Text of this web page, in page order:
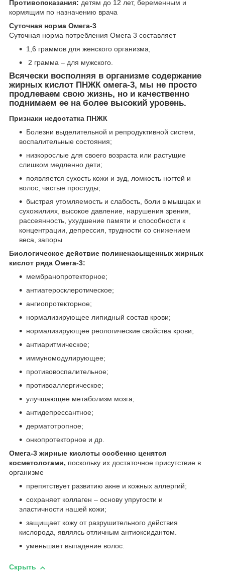
Противопоказания: детям до 12 лет, беременным и
кормящим по назначению врача
Суточная норма Омега-3
Суточная норма потребления Омега 3 составляет
1,6 граммов для женского организма,
2 грамма – для мужского.
Всячески восполняя в организме содержание
жирных кислот ПНЖК омега-3, мы не просто
продлеваем свою жизнь, но и качественно
поднимаем ее на более высокий уровень.
Признаки недостатка ПНЖК
Болезни выделительной и репродуктивной систем,
воспалительные состояния;
низкорослые для своего возраста или растущие
слишком медленно дети;
появляется сухость кожи и зуд, ломкость ногтей и
волос, частые простуды;
быстрая утомляемость и слабость, боли в мышцах и
сухожилиях, высокое давление, нарушения зрения,
рассеянность, ухудшение памяти и способности к
концентрации, депрессия, трудности со снижением
веса, запоры
Биологическое действие полиненасыщенных жирных
кислот ряда Омега-3:
мембранопротекторное;
антиатеросклеротическое;
ангиопротекторное;
нормализирующее липидный состав крови;
нормализирующее реологические свойства крови;
антиаритмическое;
иммуномодулирующее;
противовоспалительное;
противоаллергическое;
улучшающее метаболизм мозга;
антидепрессантное;
дерматотропное;
онкопротекторное и др.
Омега-3 жирные кислоты особенно ценятся
косметологами, поскольку их достаточное присутствие в
организме
препятствует развитию акне и кожных аллергий;
сохраняет коллаген – основу упругости и
эластичности нашей кожи;
защищает кожу от разрушительного действия
кислорода, являясь отличным антиоксидантом.
уменьшает выпадение волос.
Скрыть